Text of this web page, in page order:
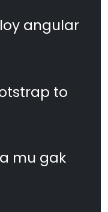
angular
to
mu gak